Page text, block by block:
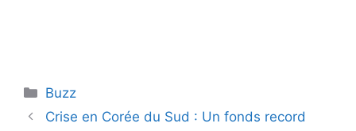
Catégories
Buzz
Crise en Corée du Sud : Un fonds record